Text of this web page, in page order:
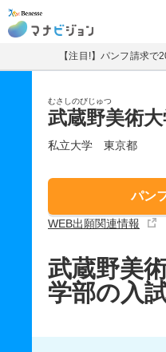
マナビジョン
【注目!】パンフ請求
むさしのびじゅつ
武蔵野美術
私立大学 東京都
パン
WEB出願関連情報
武蔵野美
学部の入